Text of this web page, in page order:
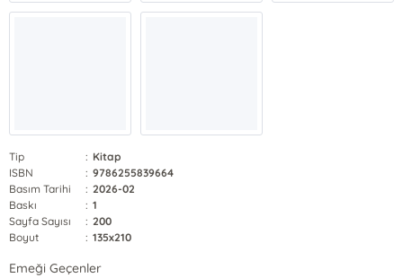
Tip : Kitap
ISBN
: 9786255839664
Basım Tarihi
: 2026-02
Baskı
: 1
Sayfa Sayısı
: 200
Boyut
: 135x210
Emeği Geçenler